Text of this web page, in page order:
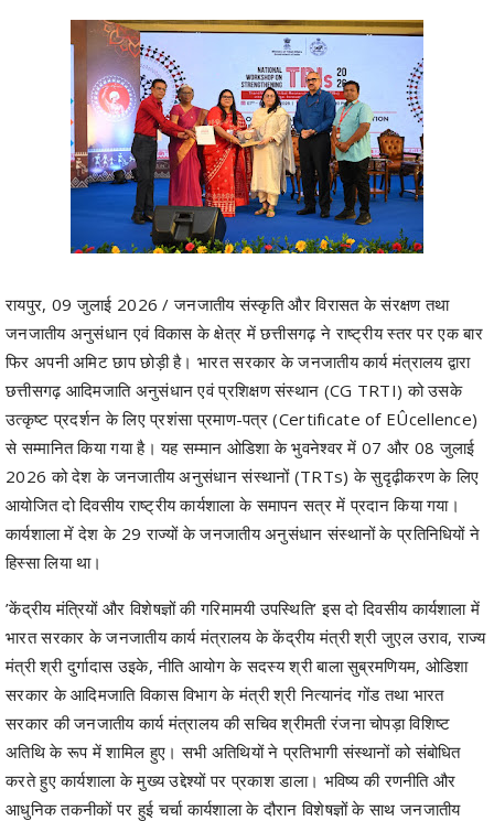
रायपुर, 09 जुलाई 2026 / जनजातीय संस्कृति और विरासत के संरक्षण तथा
जनजातीय अनुसंधान एवं विकास के क्षेत्र में छत्तीसगढ़ ने राष्ट्रीय स्तर पर एक बार
फिर अपनी अमिट छाप छोड़ी है। भारत सरकार के जनजातीय कार्य मंत्रालय द्वारा
छत्तीसगढ़ आदिमजाति अनुसंधान एवं प्रशिक्षण संस्थान (CG TRTI) को उसके
उत्कृष्ट प्रदर्शन के लिए प्रशंसा प्रमाण-पत्र (Certificate of EÛcellence)
से सम्मानित किया गया है। यह सम्मान ओडिशा के भुवनेश्वर में 07 और 08 जुलाई
2026 को देश के जनजातीय अनुसंधान संस्थानों (TRTs) के सुदृढ़ीकरण के लिए
आयोजित दो दिवसीय राष्ट्रीय कार्यशाला के समापन सत्र में प्रदान किया गया।
कार्यशाला में देश के 29 राज्यों के जनजातीय अनुसंधान संस्थानों के प्रतिनिधियों ने
हिस्सा लिया था।
’केंद्रीय मंत्रियों और विशेषज्ञों की गरिमामयी उपस्थिति’ इस दो दिवसीय कार्यशाला में
भारत सरकार के जनजातीय कार्य मंत्रालय के केंद्रीय मंत्री श्री जुएल उराव, राज्य
मंत्री श्री दुर्गादास उइके, नीति आयोग के सदस्य श्री बाला सुब्रमणियम, ओडिशा
सरकार के आदिमजाति विकास विभाग के मंत्री श्री नित्यानंद गोंड तथा भारत
सरकार की जनजातीय कार्य मंत्रालय की सचिव श्रीमती रंजना चोपड़ा विशिष्ट
अतिथि के रूप में शामिल हुए। सभी अतिथियों ने प्रतिभागी संस्थानों को संबोधित
करते हुए कार्यशाला के मुख्य उद्देश्यों पर प्रकाश डाला। भविष्य की रणनीति और
आधुनिक तकनीकों पर हुई चर्चा कार्यशाला के दौरान विशेषज्ञों के साथ जनजातीय